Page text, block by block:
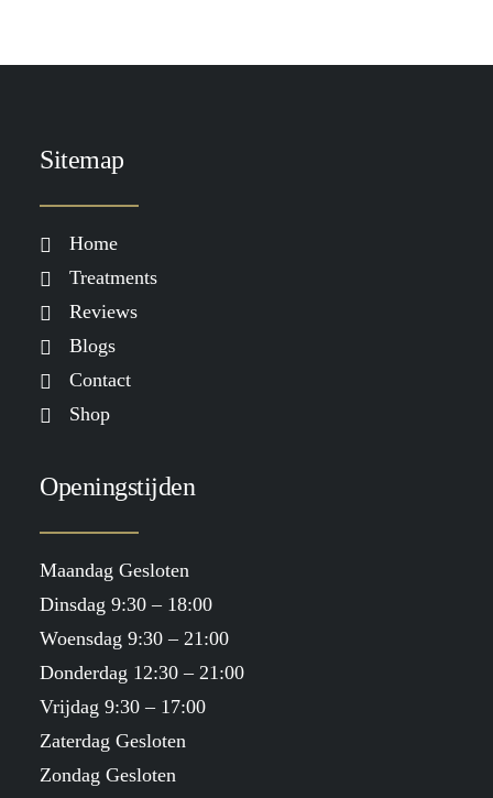
Sitemap
Home
Treatments
Reviews
Blogs
Contact
Shop
Openingstijden
Maandag Gesloten
Dinsdag 9:30 – 18:00
Woensdag 9:30 – 21:00
Donderdag 12:30 – 21:00
Vrijdag 9:30 – 17:00
Zaterdag Gesloten
Zondag Gesloten